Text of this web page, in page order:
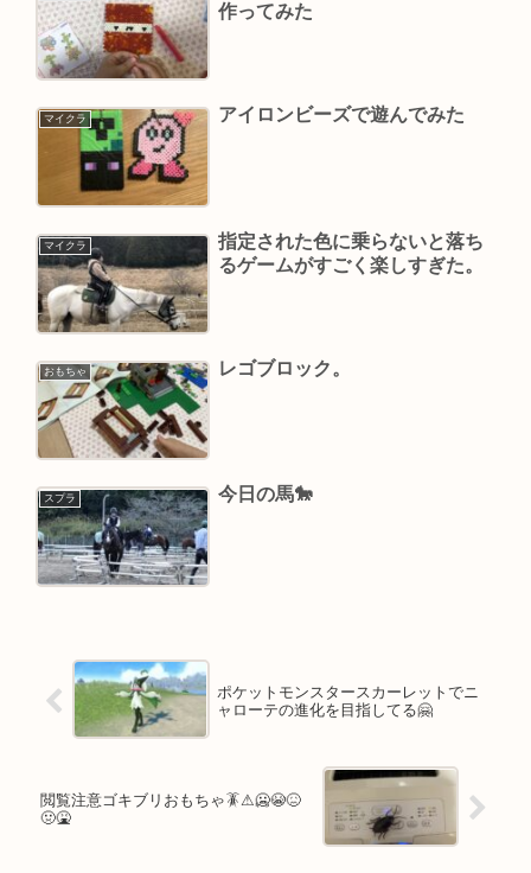
作ってみた
マイクラ アイロンビーズで遊んでみた
マイクラ
指定された色に乗らないと落ち
るゲームがすごく楽しすぎた。
おもちゃ レゴブロック。
スプラ 今日の馬🐎
ポケットモンスタースカーレットでニ
ャローテの進化を目指してる🤗
閲覧注意ゴキブリおもちゃ🪳⚠🥶😭😖
🤢🤮